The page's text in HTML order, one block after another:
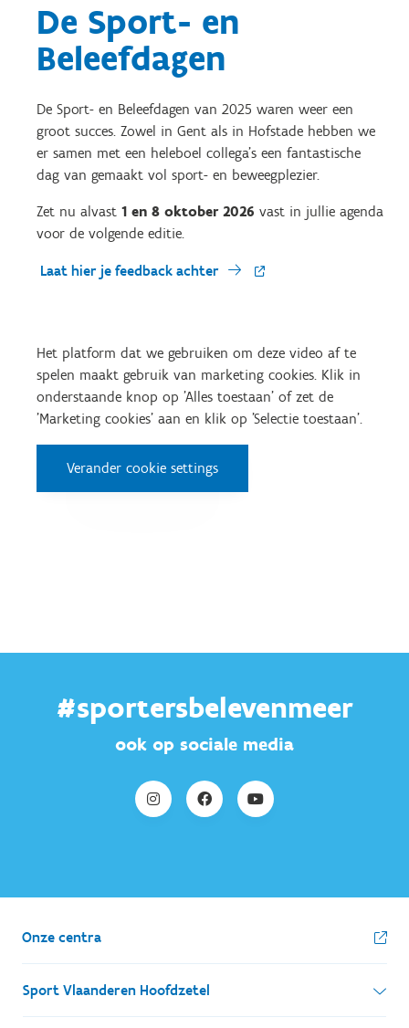
De Sport- en
Beleefdagen
De Sport- en Beleefdagen van 2025 waren weer een
groot succes. Zowel in Gent als in Hofstade hebben we
er samen met een heleboel collega's een fantastische
dag van gemaakt vol sport- en beweegplezier.
Zet nu alvast 1 en 8 oktober 2026 vast in jullie agenda
voor de volgende editie.
Laat hier je feedback achter
Het platform dat we gebruiken om deze video af te
spelen maakt gebruik van marketing cookies. Klik in
onderstaande knop op 'Alles toestaan' of zet de
'Marketing cookies' aan en klik op 'Selectie toestaan'.
Verander cookie settings
#sportersbelevenmeer
ook op sociale media
Onze centra
Sport Vlaanderen Hoofdzetel